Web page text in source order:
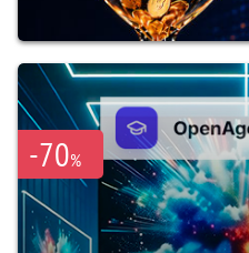
-70%